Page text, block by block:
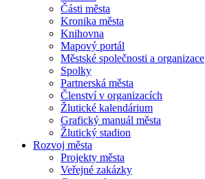
Části města
Kronika města
Knihovna
Mapový portál
Městské společnosti a organizace
Spolky
Partnerská města
Členství v organizacích
Žlutické kalendárium
Grafický manuál města
Žlutický stadion
Rozvoj města
Projekty města
Veřejné zakázky